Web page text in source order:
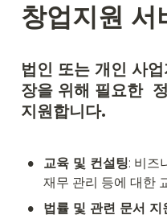
창업지원 서
법인 또는 개인 사
장을 위해 필요한
지원합니다.
• 교육 및 컨설팅: 비즈
재무 관리 등에 대한
• 법률 및 관련 문서 지